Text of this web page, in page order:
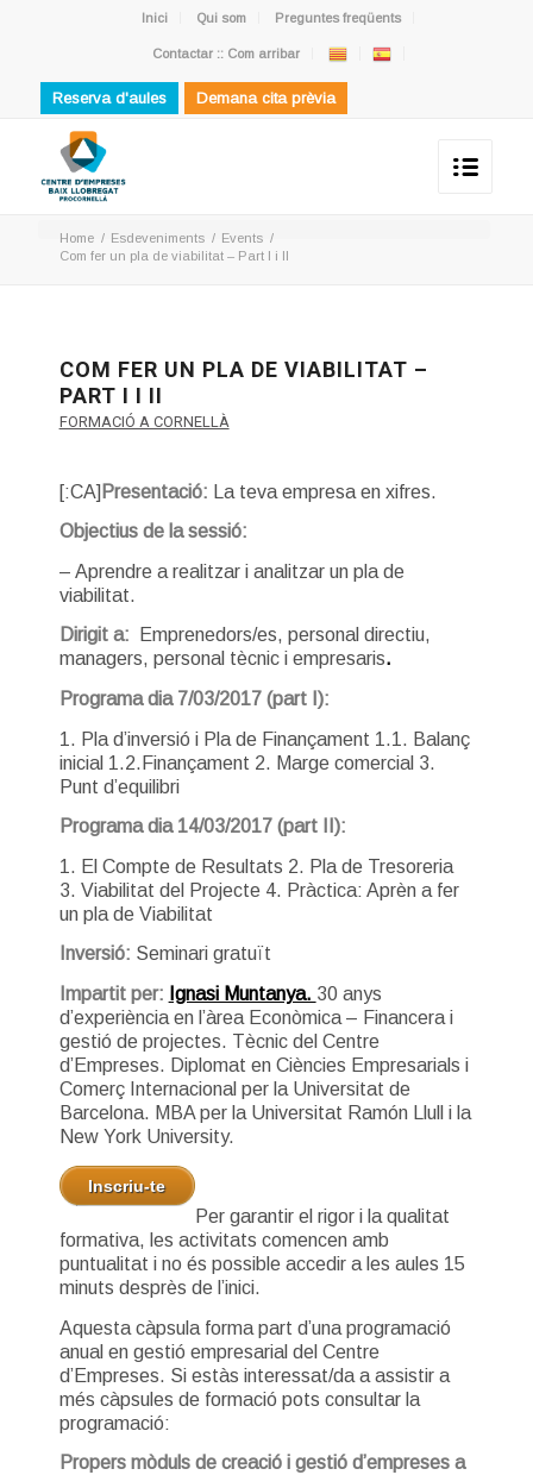
Inici Qui som Preguntes freqüents
Contactar :: Com arribar
Reserva d'aules Demana cita prèvia
Home / Esdeveniments / Events /
Com fer un pla de viabilitat – Part I i II
COM FER UN PLA DE VIABILITAT –
PART I I II
FORMACIÓ A CORNELLÀ
[:CA] Presentació:
La teva empresa en xifres.
Objectius de la sessió:
– Aprendre a realitzar i analitzar un pla de
viabilitat.
Dirigit a:
Emprenedors/es, personal directiu,
managers, personal tècnic i empresaris.
Programa dia 7/03/2017 (part I):
1. Pla d’inversió i Pla de Finançament 1.1. Balanç
inicial 1.2.Finançament 2. Marge comercial 3.
Punt d’equilibri
Programa dia 14/03/2017 (part II):
1. El Compte de Resultats 2. Pla de Tresoreria
3. Viabilitat del Projecte 4. Pràctica: Aprèn a fer
un pla de Viabilitat
Inversió: Seminari gratuït
Impartit per: Ignasi Muntanya. 30 anys
d’experiència en l’àrea Econòmica – Financera i
gestió de projectes. Tècnic del Centre
d’Empreses. Diplomat en Ciències Empresarials i
Comerç Internacional per la Universitat de
Barcelona. MBA per la Universitat Ramón Llull i la
New York University.
Inscriu-te
Per garantir el rigor i la qualitat
formativa, les activitats comencen amb
puntualitat i no és possible accedir a les aules 15
minuts desprès de l’inici.
Aquesta càpsula forma part d’una programació
anual en gestió empresarial del Centre
d’Empreses. Si estàs interessat/da a assistir a
més càpsules de formació pots consultar la
programació:
Propers mòduls de creació i gestió d’empreses a